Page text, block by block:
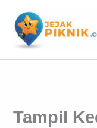
konten
Tampil